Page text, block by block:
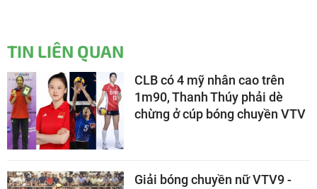
TIN LIÊN QUAN
CLB có 4 mỹ nhân cao trên
1m90, Thanh Thúy phải dè
chừng ở cúp bóng chuyền VTV
Giải bóng chuyền nữ VTV9 -